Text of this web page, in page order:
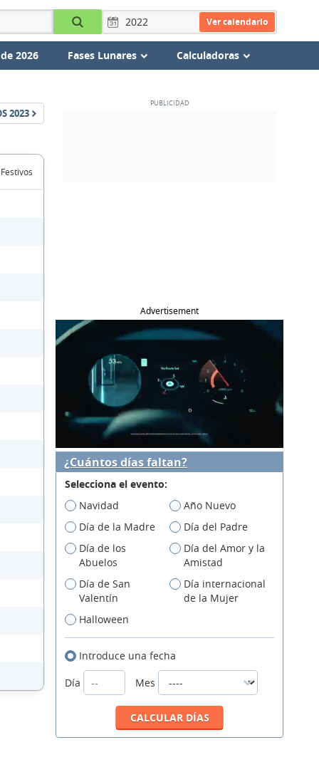
Ver calendario
2026 Fases Lunares Calculadoras
2023
Advertisement
¿Cuántos días faltan?
Selecciona el evento:
Navidad
Año Nuevo
Día de la Madre
Día del Padre
Día de los
Abuelos
Día del Amor y la
Amistad
Día de San
Valentín
Día internacional
de la Mujer
Halloween
Introduce una fecha
Día
Mes